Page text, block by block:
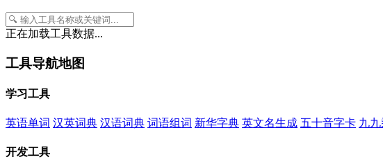
正在加载工具数据...
工具导航地图
学习工具
英语单词 汉英词典 汉语词典 词语组词 新华字典 英文名生成 五十音字卡 九
开发工具